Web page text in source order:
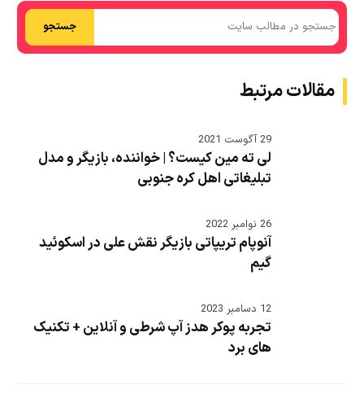
جستجو
مقالات مرتبط
29 آگوست 2021
لی ته مین کیست؟ | خواننده، بازیگر و مدل
تبلیغاتی اهل کره جنوبی
26 نوامبر 2022
آنوپام تریپاتی بازیگر نقش علی در اسکوئید
گیم
12 دسامبر 2023
تجربه پوکر هدز آپ شرطی و آنلاین + تکنیک
های برد